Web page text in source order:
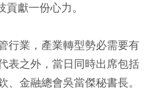
獻一份心力。
行業，產業轉型勢必需要有
表之外，當日同時出席包括
、金融總會吳當傑秘書長。